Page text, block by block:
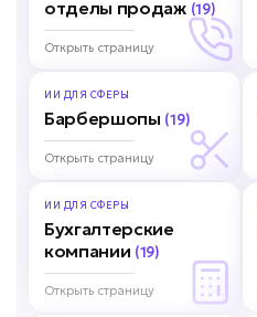
отделы продаж (19)
Открыть страницу
ИИ ДЛЯ СФЕРЫ
Барбершопы (19)
Открыть страницу
ИИ ДЛЯ СФЕРЫ
Бухгалтерские
компании (19)
Открыть страницу